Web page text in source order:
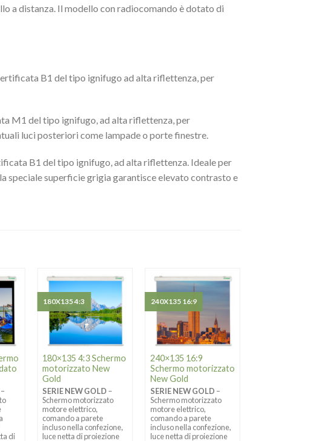
a distanza. Il modello con radiocomando è dotato di
B1 del tipo ignifugo ad alta riflettenza, per
M1 del tipo ignifugo, ad alta riflettenza, per
luci posteriori come lampade o porte finestre.
B1 del tipo ignifugo, ad alta riflettenza. Ideale per
speciale superficie grigia garantisce elevato contrasto e
–
di
180×135 4:3 Schermo
motorizzato New
Gold
SERIE NEW GOLD –
Schermo motorizzato
motore elettrico,
comando a parete
incluso nella confezione,
luce netta di proiezione
180X135 4:3
240×135 16:9
Schermo motorizzato
New Gold
SERIE NEW GOLD –
Schermo motorizzato
motore elettrico,
comando a parete
incluso nella confezione,
luce netta di proiezione
240X135 16:9